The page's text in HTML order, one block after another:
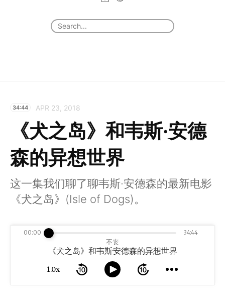
34:44 APR 23, 2018
《犬之岛》和韦斯·安德
森的异想世界
这一集我们聊了聊韦斯·安德森的最新电影
《犬之岛》(Isle of Dogs)。
不丧
《犬之岛》和韦斯·安德森的异想世界
1.0x
00:00 34:44